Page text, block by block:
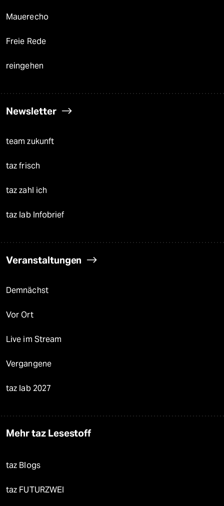
Mauerecho
Freie Rede
reingehen
Newsletter
team zukunft
taz frisch
taz zahl ich
taz lab Infobrief
Veranstaltungen
Demnächst
Vor Ort
Live im Stream
Vergangene
taz lab 2027
Mehr taz Lesestoff
taz Blogs
taz FUTURZWEI